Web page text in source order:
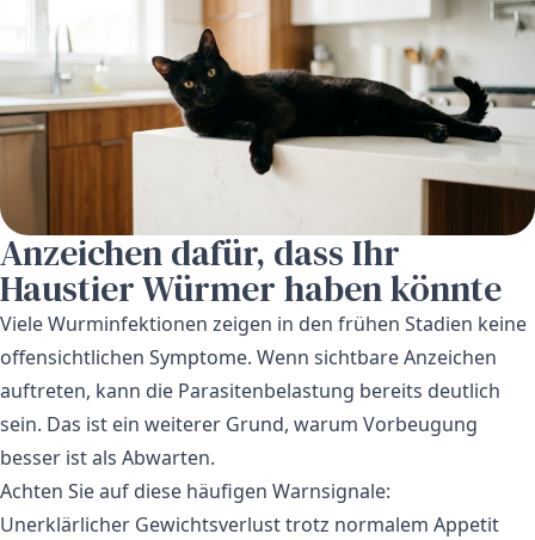
Anzeichen dafür, dass Ihr
Haustier Würmer haben könnte
Viele Wurminfektionen zeigen in den frühen Stadien keine
offensichtlichen Symptome. Wenn sichtbare Anzeichen
auftreten, kann die Parasitenbelastung bereits deutlich
sein. Das ist ein weiterer Grund, warum Vorbeugung
besser ist als Abwarten.
Achten Sie auf diese häufigen Warnsignale:
Unerklärlicher Gewichtsverlust trotz normalem Appetit